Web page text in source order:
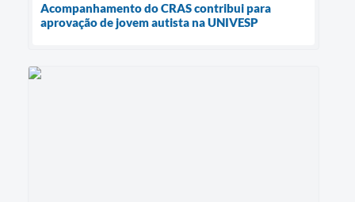
Acompanhamento do CRAS contribui para
aprovação de jovem autista na UNIVESP